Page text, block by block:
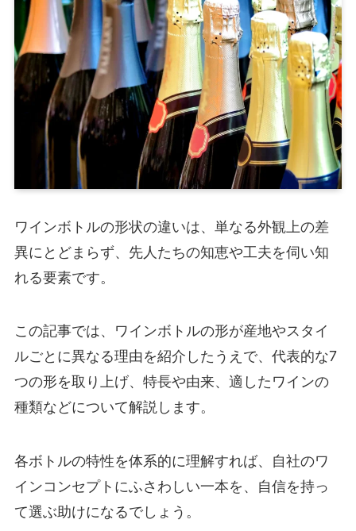
ワインボトルの形状の違いは、単なる外観上の差
異にとどまらず、先人たちの知恵や工夫を伺い知
れる要素です。
この記事では、ワインボトルの形が産地やスタイ
ルごとに異なる理由を紹介したうえで、代表的な7
つの形を取り上げ、特長や由来、適したワインの
種類などについて解説します。
各ボトルの特性を体系的に理解すれば、自社のワ
インコンセプトにふさわしい一本を、自信を持っ
て選ぶ助けになるでしょう。